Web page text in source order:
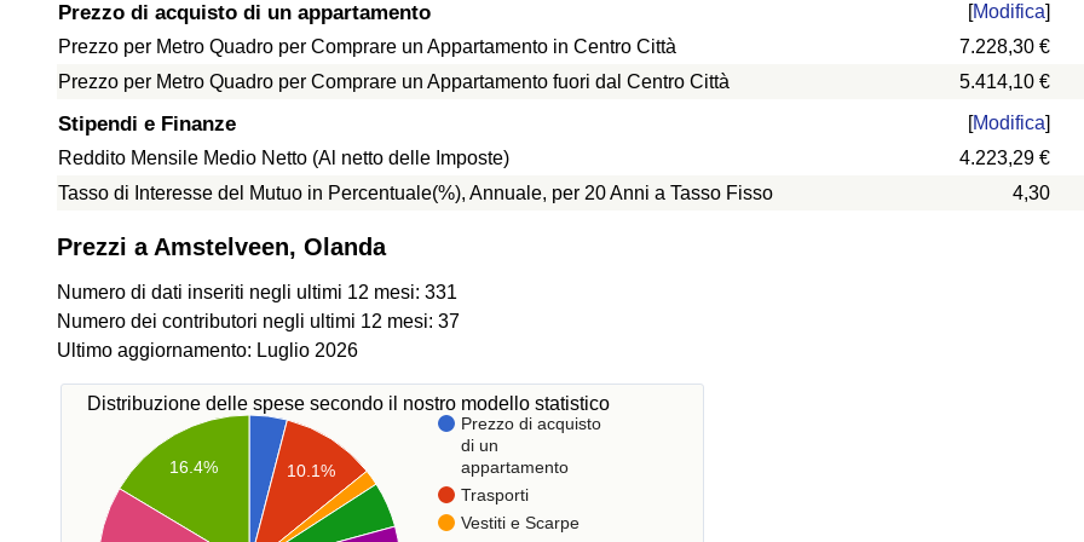
Prezzo di acquisto di un appartamento [Modifica]
Prezzo per Metro Quadro per Comprare un Appartamento in Centro Città
7.228,30 €
Prezzo per Metro Quadro per Comprare un Appartamento fuori dal Centro Città
5.414,10 €
Stipendi e Finanze [Modifica]
Reddito Mensile Medio Netto (Al netto delle Imposte)
4.223,29 €
Tasso di Interesse del Mutuo in Percentuale(%), Annuale, per 20 Anni a Tasso Fisso
4,30
Prezzi a Amstelveen, Olanda
Numero di dati inseriti negli ultimi 12 mesi: 331
Numero dei contributori negli ultimi 12 mesi: 37
Ultimo aggiornamento: Luglio 2026
Distribuzione delle spese secondo il nostro modello statistico
Prezzo di acquisto
di un
appartamento
Trasporti
Vestiti e Scarpe
10.1%
16.4%